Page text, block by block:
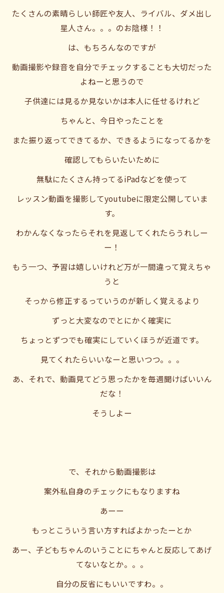
たくさんの素晴らしい師匠や友人、ライバル、ダメ出し
星人さん。。。のお陰様！！
は、もちろんなのですが
動画撮影や録音を自分でチェックすることも大切だった
よねーと思うので
子供達には見るか見ないかは本人に任せるけれど
ちゃんと、今日やったことを
また振り返ってできてるか、できるようになってるかを
確認してもらいたいために
無駄にたくさん持ってるiPadなどを使って
レッスン動画を撮影してyoutubeに限定公開していま
す。
わかんなくなったらそれを見返してくれたらうれしー
ー！
もう一つ、予習は嬉しいけれど万が一間違って覚えちゃ
うと
そっから修正するっていうのが新しく覚えるより
ずっと大変なのでとにかく確実に
ちょっとずつでも確実にしていくほうが近道です。
見てくれたらいいなーと思いつつ。。。
あ、それで、動画見てどう思ったかを毎週聞けばいいん
だな！
そうしよー
で、それから動画撮影は
案外私自身のチェックにもなりますね
あーー
もっとこういう言い方すればよかったーとか
あー、子どもちゃんのいうことにちゃんと反応してあげ
てないなとか。。。
自分の反省にもいいですわ。。